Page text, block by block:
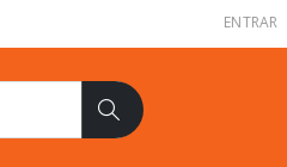
ENTRAR